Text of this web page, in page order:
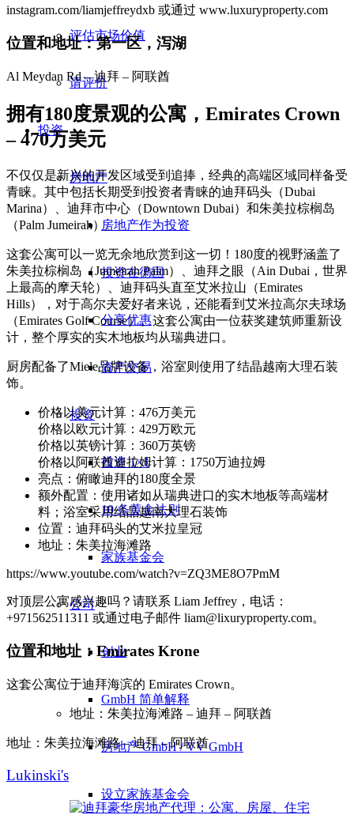
评估市场价值
请评价
投资
房地产
房地产作为投资
投资在德国
分享优惠
资产交易
投资
投资 1×1
10 条黄金法则
家族基金会
公司
创业
GmbH 简单解释
房地产 GmbH / VV GmbH
设立家族基金会
instagram.com/liamjeffreydxb 或通过 www.luxuryproperty.com
位置和地址：第一区，泻湖
Al Meydan Rd – 迪拜 – 阿联酋
拥有180度景观的公寓，Emirates Crown
– 470万美元
不仅仅是新兴的开发区域受到追捧，经典的高端区域同样备受
青睐。其中包括长期受到投资者青睐的迪拜码头（Dubai
Marina）、迪拜市中心（Downtown Dubai）和朱美拉棕榈岛
（Palm Jumeirah）。
这套公寓可以一览无余地欣赏到这一切！180度的视野涵盖了
朱美拉棕榈岛（Jumeirah Palm）、迪拜之眼（Ain Dubai，世界
上最高的摩天轮）、迪拜码头直至艾米拉山（Emirates
Hills），对于高尔夫爱好者来说，还能看到艾米拉高尔夫球场
（Emirates Golf Course）。这套公寓由一位获奖建筑师重新设
计，整个厚实的实木地板均从瑞典进口。
厨房配备了Miele品牌设备，浴室则使用了结晶越南大理石装
饰。
价格以美元计算：476万美元
价格以欧元计算：429万欧元
价格以英镑计算：360万英镑
价格以阿联酋迪拉姆计算：1750万迪拉姆
亮点：俯瞰迪拜的180度全景
额外配置：使用诸如从瑞典进口的实木地板等高端材
料；浴室采用结晶越南大理石装饰
位置：迪拜码头的艾米拉皇冠
地址：朱美拉海滩路
https://www.youtube.com/watch?v=ZQ3ME8O7PmM
对顶层公寓感兴趣吗？请联系 Liam Jeffrey，电话：
+971562511311 或通过电子邮件 liam@lixuryproperty.com。
位置和地址：Emirates Krone
这套公寓位于迪拜海滨的 Emirates Crown。
地址：朱美拉海滩路 – 迪拜 – 阿联酋
地址：朱美拉海滩路 – 迪拜 – 阿联酋
Lukinski's